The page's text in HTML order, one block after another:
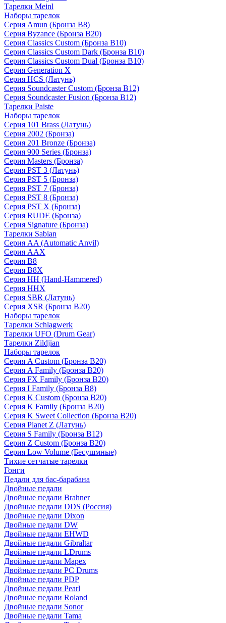
Тарелки Meinl
Наборы тарелок
Серия Amun (Бронза B8)
Серия Byzance (Бронза B20)
Серия Classics Custom (Бронза B10)
Серия Classics Custom Dark (Бронза B10)
Серия Classics Custom Dual (Бронза B10)
Серия Generation X
Серия HCS (Латунь)
Серия Soundcaster Custom (Бронза B12)
Серия Soundcaster Fusion (Бронза B12)
Тарелки Paiste
Наборы тарелок
Серия 101 Brass (Латунь)
Серия 2002 (Бронза)
Серия 201 Bronze (Бронза)
Серия 900 Series (Бронза)
Серия Masters (Бронза)
Серия PST 3 (Латунь)
Серия PST 5 (Бронза)
Серия PST 7 (Бронза)
Серия PST 8 (Бронза)
Серия PST X (Бронза)
Серия RUDE (Бронза)
Серия Signature (Бронза)
Тарелки Sabian
Серия AA (Automatic Anvil)
Серия AAX
Серия B8
Серия B8X
Серия HH (Hand-Hammered)
Серия HHX
Серия SBR (Латунь)
Серия XSR (Бронза B20)
Наборы тарелок
Тарелки Schlagwerk
Тарелки UFO (Drum Gear)
Тарелки Zildjian
Наборы тарелок
Серия A Custom (Бронза B20)
Серия A Family (Бронза B20)
Серия FX Family (Бронза B20)
Серия I Family (Бронза B8)
Серия K Custom (Бронза B20)
Серия K Family (Бронза B20)
Серия K Sweet Collection (Бронза B20)
Серия Planet Z (Латунь)
Серия S Family (Бронза B12)
Серия Z Custom (Бронза B20)
Серия Low Volume (Бесушмные)
Тихие сетчатые тарелки
Гонги
Педали для бас-барабана
Двойные педали
Двойные педали Brahner
Двойные педали DDS (Россия)
Двойные педали Dixon
Двойные педали DW
Двойные педали EHWD
Двойные педали Gibraltar
Двойные педали LDrums
Двойные педали Mapex
Двойные педали PC Drums
Двойные педали PDP
Двойные педали Pearl
Двойные педали Roland
Двойные педали Sonor
Двойные педали Tama